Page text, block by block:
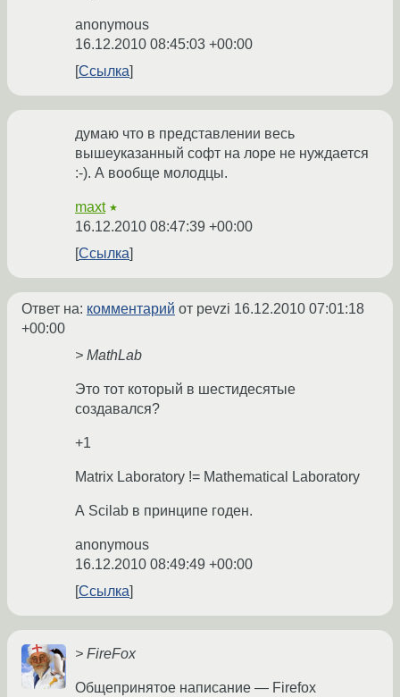
anonymous
16.12.2010 08:45:03 +00:00
Ссылка
думаю что в представлении весь
вышеуказанный софт на лоре не нуждается
:-). А вообще молодцы.
maxt ★
16.12.2010 08:47:39 +00:00
Ссылка
Ответ на: комментарий от pevzi 16.12.2010 07:01:18
+00:00
> MathLab
Это тот который в шестидесятые
создавался?
+1
Matrix Laboratory != Mathematical Laboratory
А Scilab в принципе годен.
anonymous
16.12.2010 08:49:49 +00:00
Ссылка
> FireFox
Общепринятое написание — Firefox